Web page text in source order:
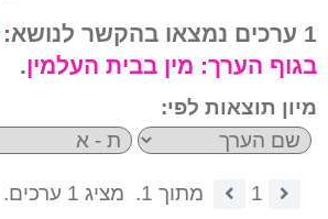
1 ערכים נמצאו בהקשר לנושא:
בגוף הערך: מין בבית העלמין.
מיון תוצאות לפי:
1 מתוך 1.
מציג 1 ערכים.